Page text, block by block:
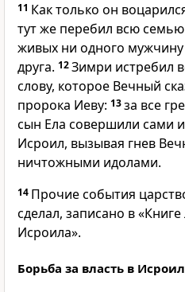
11 Как только он
тут же перебил всю
живых ни одного мужчину
друга. 12Зимри истребил
слову, которое Вечный
пророка Иеву: 13за все
сын Ела совершили сами
Исроил, вызывая гнев
ничтожными идолами.
14 Прочие события
сделал, записано в
Исроила».
Борьба за власть в